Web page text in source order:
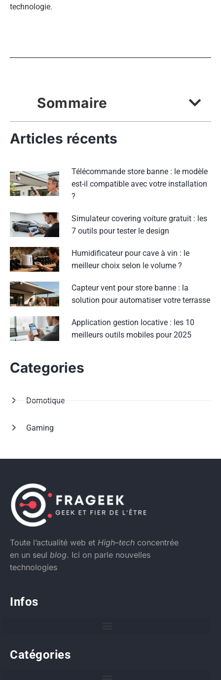
technologie.
Sommaire
Articles récents
Télécommande store banne : le modèle
est-il compatible avec votre installation
?
Simulateur covering voiture gratuit : les
7 outils pour tester le design
Humidificateur pour cave à vin : le
meilleur choix selon le volume ?
Capteur vent pour store banne : la
solution pour automatiser votre terrasse
Application gestion locative : les 10
meilleurs outils mobiles pour 2025
Categories
Domotique
Gaming
Toute l’actualité web et High–tech concentrée
en un seul blog. Ici on parle nouvelles
technologies
Infos
Catégories